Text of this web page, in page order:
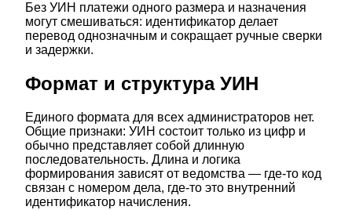
Без УИН платежи одного размера и назначения
могут смешиваться: идентификатор делает
перевод однозначным и сокращает ручные сверки
и задержки.
Формат и структура УИН
Единого формата для всех администраторов нет.
Общие признаки: УИН состоит только из цифр и
обычно представляет собой длинную
последовательность. Длина и логика
формирования зависят от ведомства — где-то код
связан с номером дела, где-то это внутренний
идентификатор начисления.